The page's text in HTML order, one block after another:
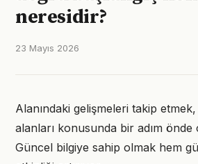
neresidir?
23 Mayıs 2026
Alanındaki gelişmeleri takip
alanları konusunda bir adım önde
Güncel bilgiye sahip olmak hem